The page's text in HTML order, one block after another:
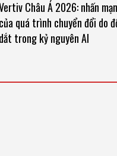
Châu Á 2026: nhấn
của quá trình chuyển đổi do
dắt trong kỷ nguyên AI